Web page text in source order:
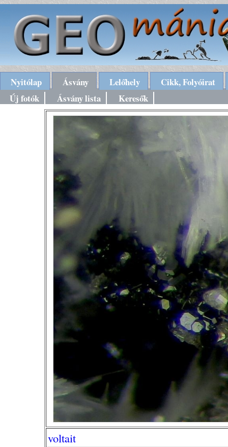
Nyitólap Ásvány Lelőhely
Cikk, Folyóirat
Új fotók
Ásvány lista Keresők
voltait